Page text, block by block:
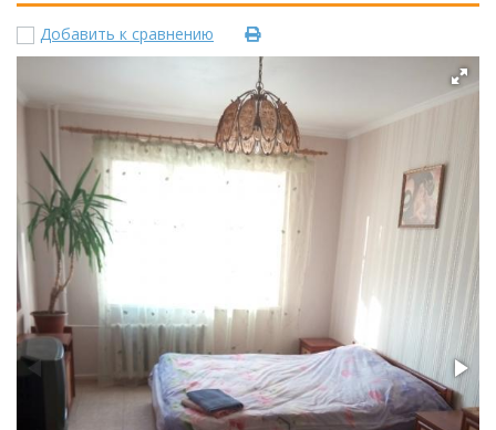
Добавить к сравнению